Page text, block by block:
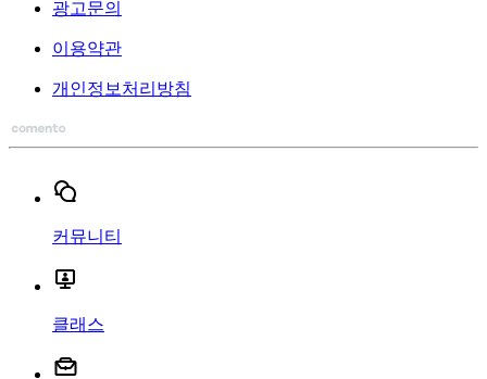
광고문의
이용약관
개인정보처리방침
커뮤니티
클래스